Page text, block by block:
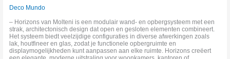
Deco Mundo
– Horizons van Molteni is een modulair wand‑ en opbergsysteem met een
strak, architectonisch design dat open en gesloten elementen combineert.
Het systeem biedt veelzijdige configuraties in diverse afwerkingen zoals
lak, houtfineer en glas, zodat je functionele opbergruimte en
displaymogelijkheden kunt aanpassen aan elke ruimte. Horizons creëert